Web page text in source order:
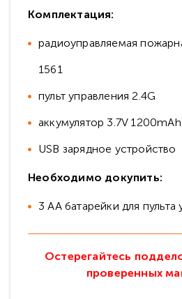
Комплектация:
радиоуправляемая
1561
пульт управления 2.4G
аккумулятор 3.7V 1200mAh
USB зарядное устройство
Необходимо докупить:
3 АА батарейки для пульта
Остерегайтесь
проверенных